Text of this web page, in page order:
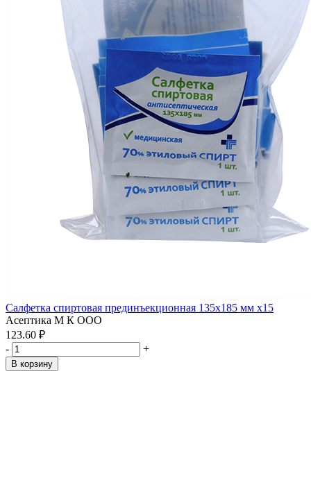
Салфетка спиртовая прединъекционная 135х185 мм x15
Асептика М К ООО
123.60 ₽
-
+
В корзину